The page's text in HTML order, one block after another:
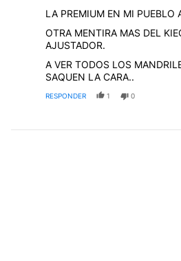
LA PREMIUM EN MI PUEBLO
OTRA MENTIRA MAS DEL
AJUSTADOR.
A VER TODOS LOS
SAQUEN LA CARA..
RESPONDER 1 0